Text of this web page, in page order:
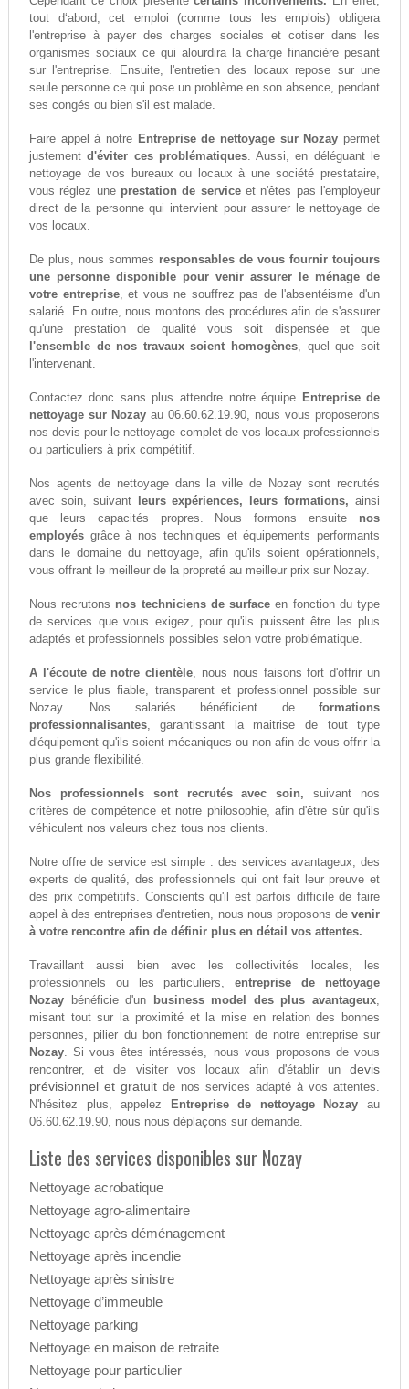
tout d‘abord, cet emploi (comme tous les emplois) obligera
l'entreprise à payer des charges sociales et cotiser dans les
organismes sociaux ce qui alourdira la charge financière pesant
sur l'entreprise. Ensuite, l'entretien des locaux repose sur une
seule personne ce qui pose un problème en son absence, pendant
ses congés ou bien s'il est malade.
Faire appel à notre Entreprise de nettoyage sur Nozay permet
justementd'éviter ces problématiques. Aussi, en déléguant le
nettoyage de vos bureaux ou locaux à une société prestataire,
vous réglez une prestation de serviceet n'êtes pas l'employeur
direct de la personne qui intervient pour assurer le nettoyage de
vos locaux.
De plus, nous sommes responsables de vous fournir toujours
une personne disponible pour venir assurer le ménage de
votre entreprise, et vous ne souffrez pas de l'absentéisme d'un
salarié. En outre, nous montons des procédures afin de s'assurer
qu'une prestation de qualité vous soit dispensée et que
l'ensemble de nos travaux soient homogènes, quel que soit
l'intervenant.
Contactez donc sans plus attendre notre équipe Entreprise de
nettoyage sur Nozayau 06.60.62.19.90, nous vous proposerons
nos devis pour le nettoyage complet de vos locaux professionnels
ou particuliers à prix compétitif.
Nos agents de nettoyage dans la ville de Nozay sont recrutés
avec soin, suivant
leurs expériences, leurs formations, ainsi
que leurs capacités propres. Nous formons ensuite nos
employésgrâce à nos techniques et équipements performants
dans le domaine du nettoyage, afin qu'ils soient opérationnels,
vous offrant le meilleur de la propreté au meilleur prix sur Nozay.
Nous recrutons nos techniciens de surface en fonction du type
de services que vous exigez, pour qu'ils puissent être les plus
adaptés et professionnels possibles selon votre problématique.
A l'écoute de notre clientèle, nous nous faisons fort d'offrir un
service le plus fiable, transparent et professionnel possible sur
Nozay. Nos salariés bénéficient deformations
professionnalisantes, garantissant la maitrise de tout type
d'équipement qu'ils soient mécaniques ou non afin de vous offrir la
plus grande flexibilité.
Nos professionnels sont recrutés avec soin, suivant nos
critères de compétence et notre philosophie, afin d'être sûr qu'ils
véhiculent nos valeurs chez tous nos clients.
Notre offre de service est simple : des services avantageux, des
experts de qualité, des professionnels qui ont fait leur preuve et
des prix compétitifs. Conscients qu'il est parfois difficile de faire
appel à des entreprises d'entretien, nous nous proposons devenir
à votre rencontre afin de définir plus en détail vos attentes.
Travaillant aussi bien avec les collectivités locales, les
professionnels ou les particuliers,entreprise de nettoyage
Nozaybénéficie d'un business model des plus avantageux,
misant tout sur la proximité et la mise en relation des bonnes
personnes, pilier du bon fonctionnement de notre entreprise sur
Nozay. Si vous êtes intéressés, nous vous proposons de vous
rencontrer, et de visiter vos locaux afin d'établir undevis
prévisionnel et gratuitde nos services adapté à vos attentes.
N'hésitez plus, appelez
Entreprise de nettoyage Nozay au
06.60.62.19.90, nous nous déplaçons sur demande.
Liste des services disponibles sur Nozay
Nettoyage acrobatique
Nettoyage agro-alimentaire
Nettoyage après déménagement
Nettoyage après incendie
Nettoyage après sinistre
Nettoyage d’immeuble
Nettoyage parking
Nettoyage en maison de retraite
Nettoyage pour particulier